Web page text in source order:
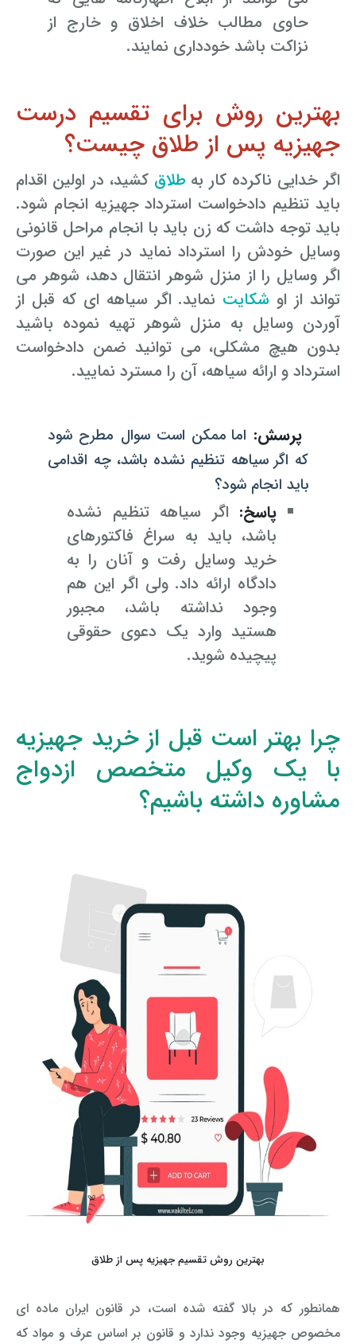
حاوی مطالب خلاف اخلاق و خارج از
نزاکت باشد خودداری نمایند.
بهترین روش برای تقسیم درست
جهیزیه پس از طلاق چیست؟
اگر خدایی ناکرده کار به طلاق کشید، در اولین اقدام
باید تنظیم دادخواست استرداد جهیزیه انجام شود.
باید توجه داشت که زن باید با انجام مراحل قانونی
وسایل خودش را استرداد نماید در غیر این صورت
اگر وسایل را از منزل شوهر انتقال دهد، شوهر می
تواند از او شکایت نماید. اگر سیاهه ای که قبل از
آوردن وسایل به منزل شوهر تهیه نموده باشید
بدون هیچ مشکلی، می توانید ضمن دادخواست
استرداد و ارائه سیاهه، آن را مسترد نمایید.
پرسش: اما ممکن است سوال مطرح شود
که اگر سیاهه تنظیم نشده باشد، چه اقدامی
باید انجام شود؟
پاسخ: اگر سیاهه تنظیم نشده
باشد، باید به سراغ فاکتورهای
خرید وسایل رفت و آنان را به
دادگاه ارائه داد. ولی اگر این هم
وجود نداشته باشد، مجبور
هستید وارد یک دعوی حقوقی
پیچیده شوید.
چرا بهتر است قبل از خرید جهیزیه
با یک وکیل متخصص ازدواج
مشاوره داشته باشیم؟
بهترین روش تقسیم جهیزیه پس از طلاق
همانطور که در بالا گفته شده است، در قانون ایران ماده ای
مخصوص جهیزیه وجود ندارد و قانون بر اساس عرف و مواد که